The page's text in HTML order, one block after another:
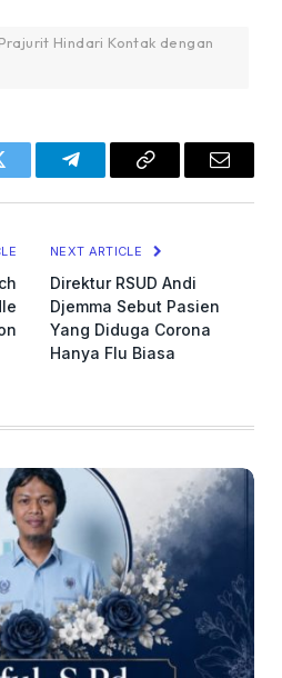
Hindari Kontak dengan
TelegramCopy
Email
NEXT ARTICLE
Direktur RSUD Andi
Djemma Sebut Pasien
Yang Diduga Corona
Hanya Flu Biasa